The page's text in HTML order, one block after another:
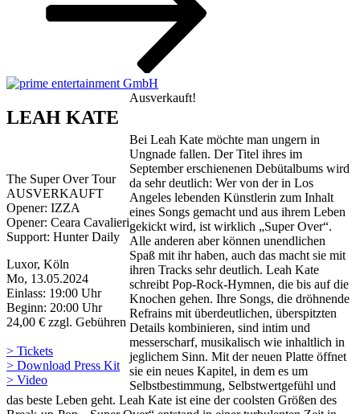
LEAH KATE
The Super Over Tour
AUSVERKAUFT
Opener: IZZA
Opener: Ceara Cavalieri
Support: Hunter Daily
Luxor, Köln
Mo, 13.05.2024
Einlass: 19:00 Uhr
Beginn: 20:00 Uhr
24,00 € zzgl. Gebühren
> Tickets
> Download Press Kit
> Video
Ausverkauft!
Bei Leah Kate möchte man ungern in
Ungnade fallen. Der Titel ihres im
September erschienenen Debütalbums wird
da sehr deutlich: Wer von der in Los
Angeles lebenden Künstlerin zum Inhalt
eines Songs gemacht und aus ihrem Leben
gekickt wird, ist wirklich „Super Over“.
Alle anderen aber können unendlichen
Spaß mit ihr haben, auch das macht sie mit
ihren Tracks sehr deutlich. Leah Kate
schreibt Pop-Rock-Hymnen, die bis auf die
Knochen gehen. Ihre Songs, die dröhnende
Refrains mit überdeutlichen, überspitzten
Details kombinieren, sind intim und
messerscharf, musikalisch wie inhaltlich in
jeglichem Sinn. Mit der neuen Platte öffnet
sie ein neues Kapitel, in dem es um
Selbstbestimmung, Selbstwertgefühl und
das beste Leben geht. Leah Kate ist eine der coolsten Größen des